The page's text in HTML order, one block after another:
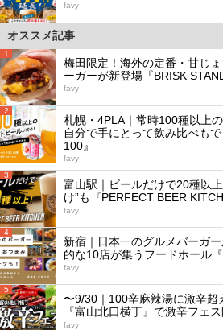
favy
オススメ記事
1
梅田限定！海外の定番・甘じ
ーガーが新登場『BRISK
favy
2
札幌・4PLA｜常時100種以上
自分で手にとって飲み比べも
100』
favy
3
富山駅｜ビールだけで20種以
け”も『PERFECT BEER
favy
4
新宿｜日本一のグルメバーガ
的な10店が集うフードホール『
favy
5
〜9/30｜100辛麻辣湯に激辛超
『富山北口横丁』で激辛フェ
favy